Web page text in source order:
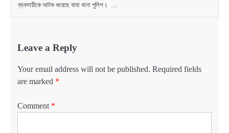
ব্যবসায়ীকে আটক করেছে বাঘা থানা পুলিশ। …
Leave a Reply
Your email address will not be published. Required fields
are marked *
Comment *